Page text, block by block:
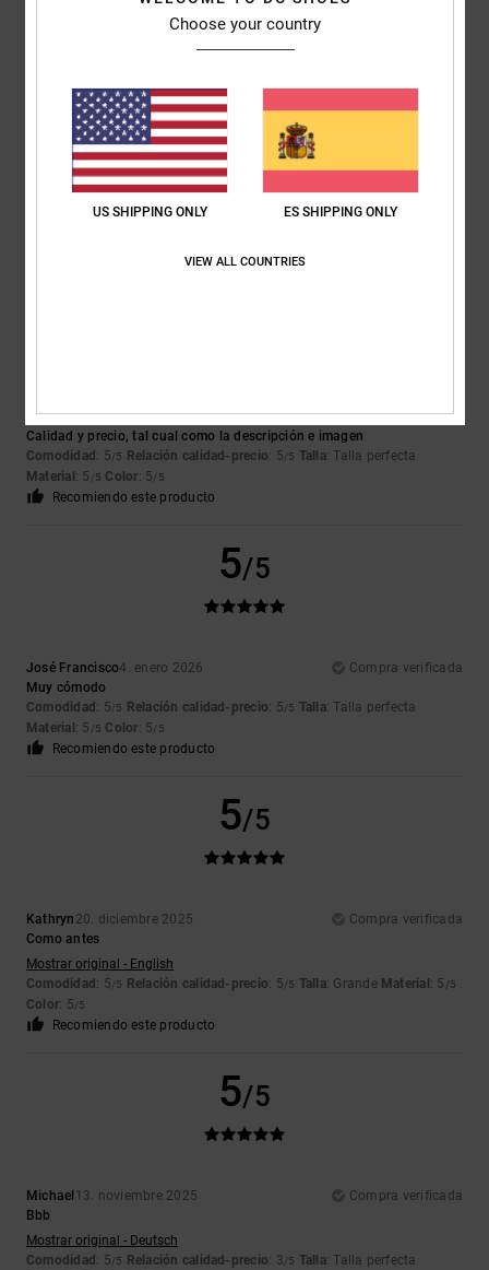
Recomiendo este producto
5 /5
23. febrero 2026
Pedro13. enero 2026
Compra verificada
Calidad y precio, tal cual como la descripción e imagen
Comodidad : 5/5 Relación calidad-precio: 5/5 Talla: Talla perfecta
Material : 5 /5 Color: 5/5
Recomiendo este producto
5/5
José Francisco4. enero 2026
Compra verificada
Muy cómodo
Comodidad : 5/5 Relación calidad-precio: 5/5 Talla: Talla perfecta
Material : 5 /5 Color: 5/5
Recomiendo este producto
5/5
Kathryn 20. diciembre 2025
Compra verificada
Como antes
Mostrar original - English
Comodidad : 5/5 Relación calidad-precio: 5/5 Talla: Grande Material : 5 /5
Color: 5/5
Recomiendo este producto
5/5
Michael 13. noviembre 2025
Compra verificada
Bbb
Mostrar original - Deutsch
Comodidad : 5/5 Relación calidad-precio: 3/5 Talla: Talla perfecta
Choose your country
US SHIPPING ONLY ES SHIPPING ONLY
VIEW ALL COUNTRIES